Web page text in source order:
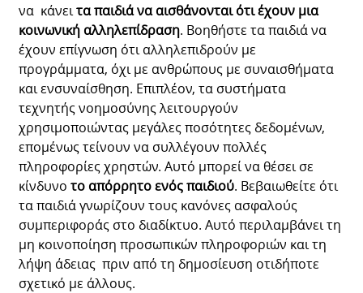
να κάνειτα παιδιά να αισθάνονται ότι έχουν μια
κοινωνική αλληλεπίδραση. Βοηθήστε τα παιδιά να
έχουν επίγνωση ότι αλληλεπιδρούν με
προγράμματα, όχι με ανθρώπους με συναισθήματα
και ενσυναίσθηση. Επιπλέον, τα συστήματα
τεχνητής νοημοσύνης λειτουργούν
χρησιμοποιώντας μεγάλες ποσότητες δεδομένων,
επομένως τείνουν να συλλέγουν πολλές
πληροφορίες χρηστών. Αυτό μπορεί να θέσει σε
κίνδυνοτο απόρρητο ενός παιδιού. Βεβαιωθείτε ότι
τα παιδιά γνωρίζουν τους κανόνες ασφαλούς
συμπεριφοράς στο διαδίκτυο. Αυτό περιλαμβάνει τη
μη κοινοποίηση προσωπικών πληροφοριών και τη
λήψη άδειας πριν από τη δημοσίευση οτιδήποτε
σχετικό με άλλους.